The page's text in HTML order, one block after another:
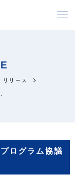
リリース
ログラム協議